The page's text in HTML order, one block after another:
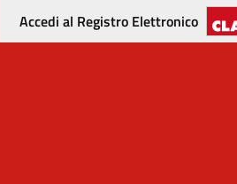
Accedi al Registro Elettronico